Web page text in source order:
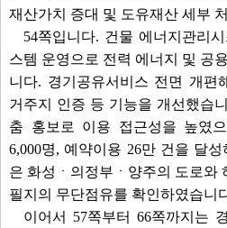
재산가치 증대 및 도유재산 세부
54쪽입니다. 건물 에너지관리
스템 운영으로 전력 에너지 및 공
니다. 경기공유서비스 전면 개편
거주지 인증 등 기능을 개선했습
춤 홍보로 이용 접근성을 높였
6,000명, 예약이용 26만 건을 달
은 화성ㆍ의정부ㆍ양주의 도로와
필지의 무단점유를 확인하였습니
이어서 57쪽부터 66쪽까지는